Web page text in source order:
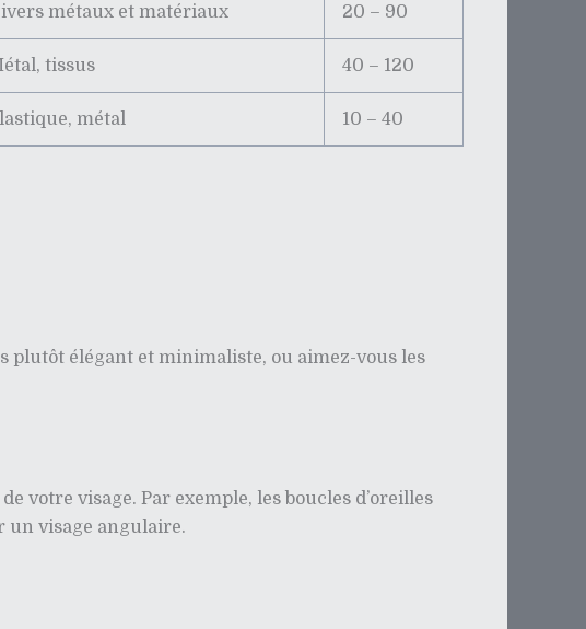
métaux et matériaux 20 – 90
tissus 40 – 120
métal 10 – 40
plutôt élégant et minimaliste, ou aimez-vous les
votre visage. Par exemple, les boucles d’oreilles
un visage angulaire.